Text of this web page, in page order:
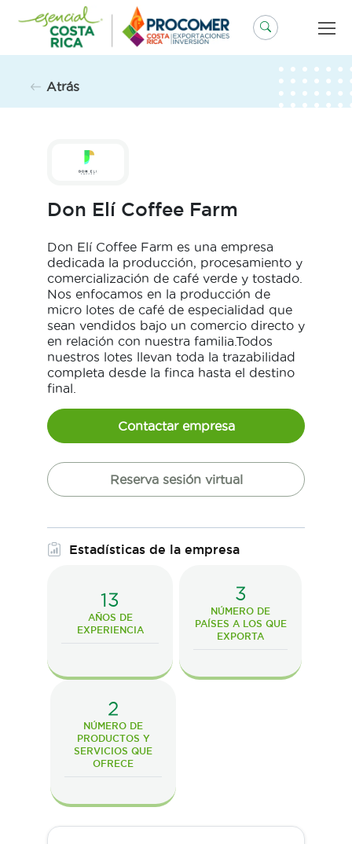
contenido
Atrás
Don Elí Coffee Farm
Don Elí Coffee Farm es una empresa
dedicada la producción, procesamiento y
comercialización de café verde y tostado.
Nos enfocamos en la producción de
micro lotes de café de especialidad que
sean vendidos bajo un comercio directo y
en relación con nuestra familia.Todos
nuestros lotes llevan toda la trazabilidad
completa desde la finca hasta el destino
final.
Contactar empresa
Reserva sesión virtual
Estadísticas de la empresa
13
AÑOS DE
EXPERIENCIA
3
NÚMERO DE
PAÍSES A LOS QUE
EXPORTA
2
NÚMERO DE
PRODUCTOS Y
SERVICIOS QUE
OFRECE